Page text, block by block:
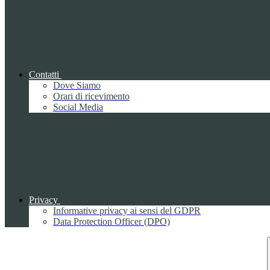
Contatti
Dove Siamo
Orari di ricevimento
Social Media
Privacy
Informative privacy ai sensi del GDPR
Data Protection Officer (DPO)